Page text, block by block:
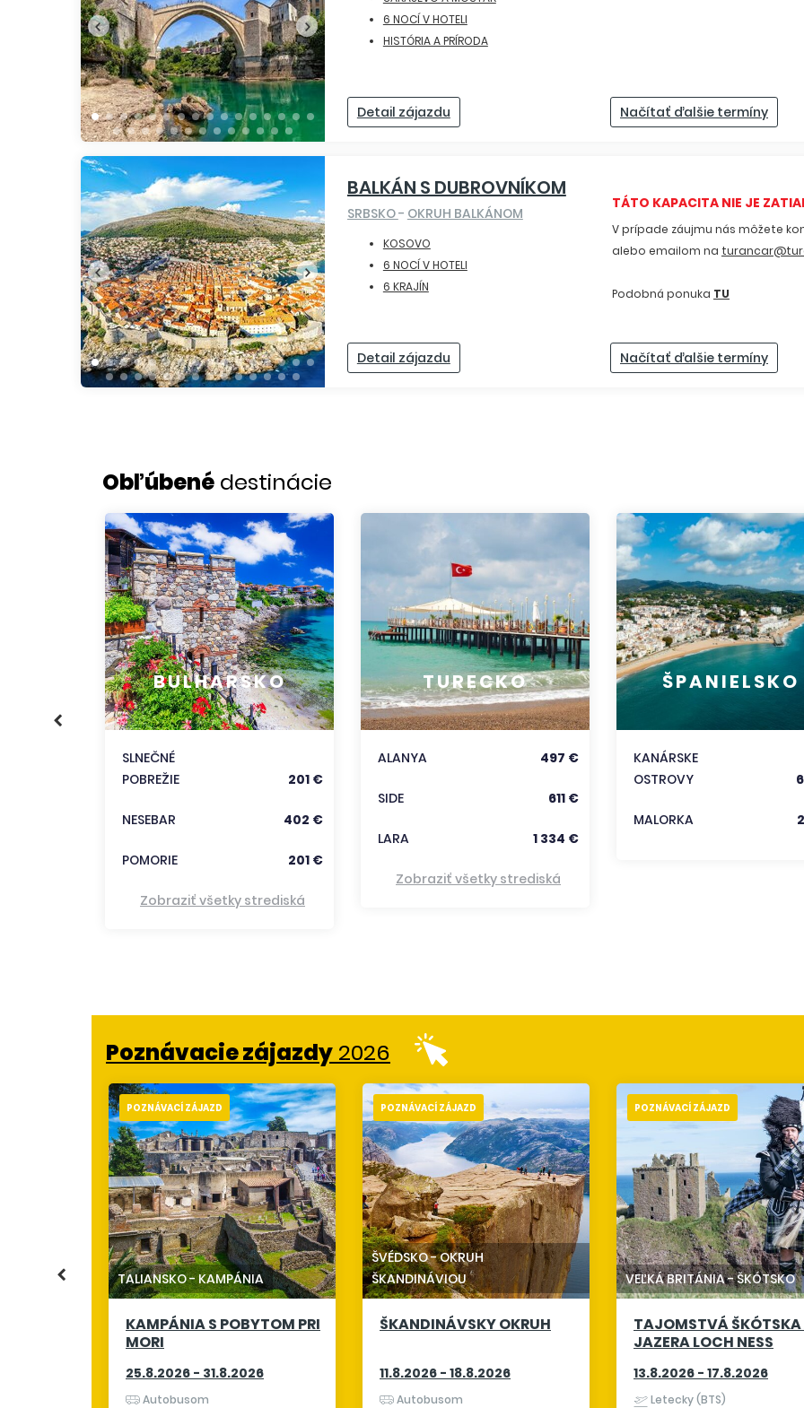
6 NOCÍ V HOTELI
HISTÓRIA A PRÍRODA
Detail zájazdu Načítať ďalšie termíny
BALKÁN S DUBROVNÍKOM
SRBSKO- OKRUH BALKÁNOM
KOSOVO
6 NOCÍ V HOTELI
6 KRAJÍN
Detail zájazdu
TÁTO KAPACITA NIE JE
V prípade záujmu nás môžete
alebo emailom na
Podobná ponuka TU
Načítať ďalšie termíny
Obľúbené destinácie
BULHARSKO
SLNEČNÉ
POBREŽIE
201 €
NESEBAR 402 €
POMORIE 201 €
Zobraziť všetky strediská
TURECKO
ALANYA 497 €
SIDE 611 €
LARA 1 334 €
Zobraziť všetky strediská
ŠPANIELSKO
KANÁRSKE
OSTROVY
MALORKA
Poznávacie zájazdy 2026
POZNÁVACÍ ZÁJAZD
TALIANSKO-KAMPÁNIA
KAMPÁNIA S POBYTOM PRI
MORI
25.8.2026 - 31.8.2026
Autobusom
POZNÁVACÍ ZÁJAZD
ŠVÉDSKO-OKRUH
ŠKANDINÁVIOU
ŠKANDINÁVSKY OKRUH
11.8.2026 - 18.8.2026
Autobusom
POZNÁVACÍ ZÁJAZD
VEĽKÁ BRITÁNIA-ŠKÓTSKO
TAJOMSTVÁ
JAZERA LOCH NESS
13.8.2026 - 17.8.2026
Letecky (BTS)